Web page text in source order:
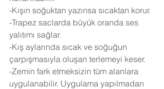
-Kışın soğuktan yazınsa sıcaktan korur.
-Trapez saclarda büyük oranda ses
yalıtımı sağlar.
-Kış aylarında sıcak ve soğuğun
çarpışmasıyla oluşan terlemeyi keser.
-Zemin fark etmeksizin tüm alanlara
uygulanabilir. Uygulama yapılmadan